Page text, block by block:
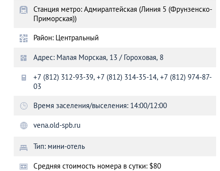
АЗАД
Станция метро: Адмиралтейская (Линия 5 (Фрунзенско-
Приморская))
Район: Центральный
Адрес: Малая Морская, 13 / Гороховая, 8
+7 (812) 312-93-39, +7 (812) 314-35-14, +7 (812) 974-87-
03
Время заселения/выселения: 14:00/12:00
vena.old-spb.ru
Тип: мини-отель
Cредняя стоимость номера в сутки: $80